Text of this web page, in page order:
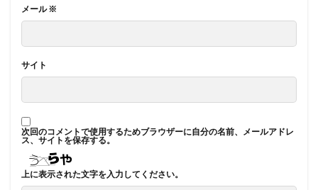
メール※
サイト
次回のコメントで使用するためブラウザーに自分の名前、メールアドレ
ス、サイトを保存する。
上に表示された文字を入力してください。